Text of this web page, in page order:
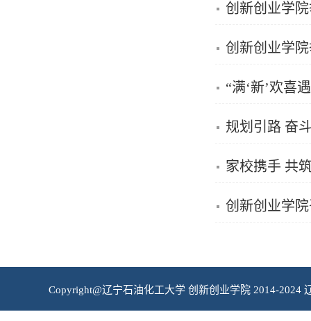
创新创业学
创新创业学
“满‘新’欢喜
规划引路 奋
家校携手 共
创新创业学
Copyright@辽宁石油化工大学 创新创业学院 2014-2024